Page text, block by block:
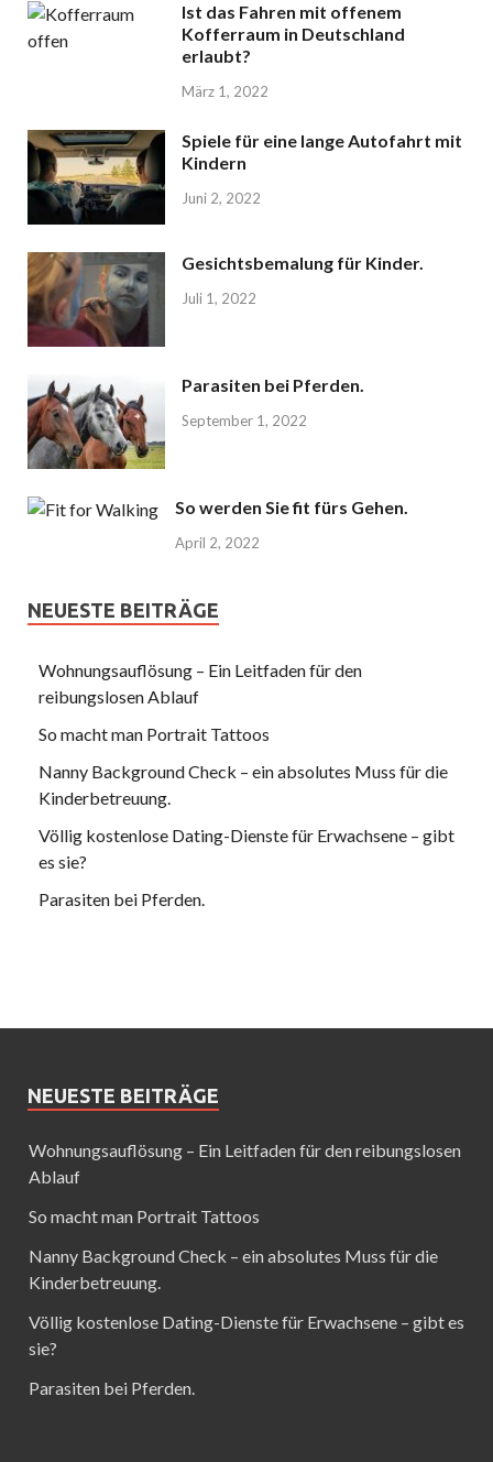
Ist das Fahren mit offenem
Kofferraum in Deutschland
erlaubt?
März 1, 2022
Spiele für eine lange Autofahrt mit
Kindern
Juni 2, 2022
Gesichtsbemalung für Kinder.
Juli 1, 2022
Parasiten bei Pferden.
September 1, 2022
So werden Sie fit fürs Gehen.
April 2, 2022
NEUESTE BEITRÄGE
Wohnungsauflösung – Ein Leitfaden für den
reibungslosen Ablauf
So macht man Portrait Tattoos
Nanny Background Check – ein absolutes Muss für die
Kinderbetreuung.
Völlig kostenlose Dating-Dienste für Erwachsene – gibt
es sie?
Parasiten bei Pferden.
NEUESTE BEITRÄGE
Wohnungsauflösung – Ein Leitfaden für den reibungslosen
Ablauf
So macht man Portrait Tattoos
Nanny Background Check – ein absolutes Muss für die
Kinderbetreuung.
Völlig kostenlose Dating-Dienste für Erwachsene – gibt es
sie?
Parasiten bei Pferden.